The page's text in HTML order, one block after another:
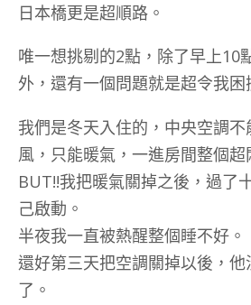
日本橋更是超順路。
唯一想挑剔的2點，除了早上10
外，還有一個問題就是超令我困
我們是冬天入住的，中央空調
風，只能暖氣，一進房間整個超
BUT!!我把暖氣關掉之後，過了
己啟動。
半夜我一直被熱醒整個睡不好。
還好第三天把空調關掉以後，
了。